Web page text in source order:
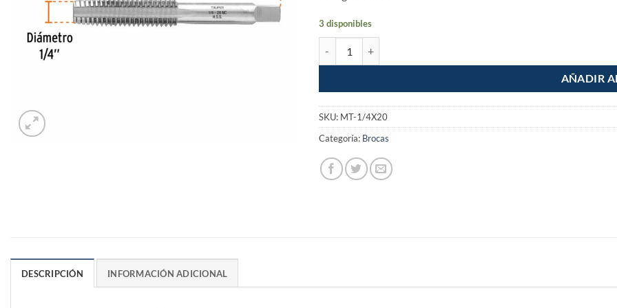
3 disponibles
AÑADIR
SKU: MT-1/4X20
Categoría: Brocas
DESCRIPCIÓN INFORMACIÓN ADICIONAL